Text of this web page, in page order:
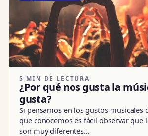
5 MIN DE LECTURA
¿Por qué nos gusta la
gusta?
Si pensamos en los gustos musicales
que conocemos es fácil observar que
son muy diferentes…